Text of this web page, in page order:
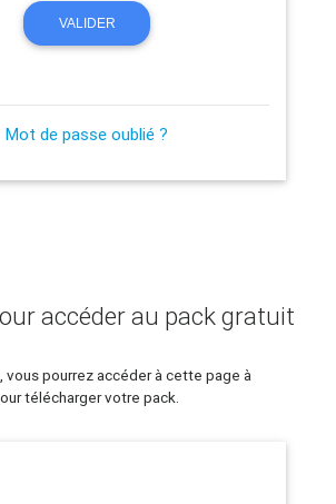
VALIDER
Mot de passe oublié ?
accéder au pack gratuit
vous pourrez accéder à cette page à
télécharger votre pack.